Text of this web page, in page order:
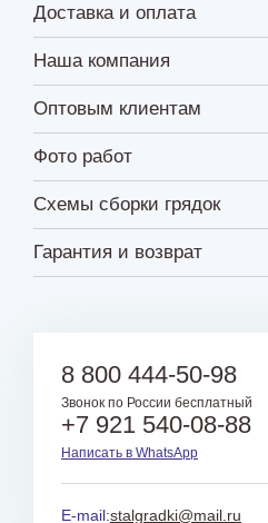
Доставка и оплата
Наша компания
Оптовым клиентам
Фото работ
Схемы сборки грядок
Гарантия и возврат
8 800 444-50-98
Звонок по России бесплатный
+7 921 540-08-88
Написать в WhatsApp
E-mail:stalgradki@mail.ru